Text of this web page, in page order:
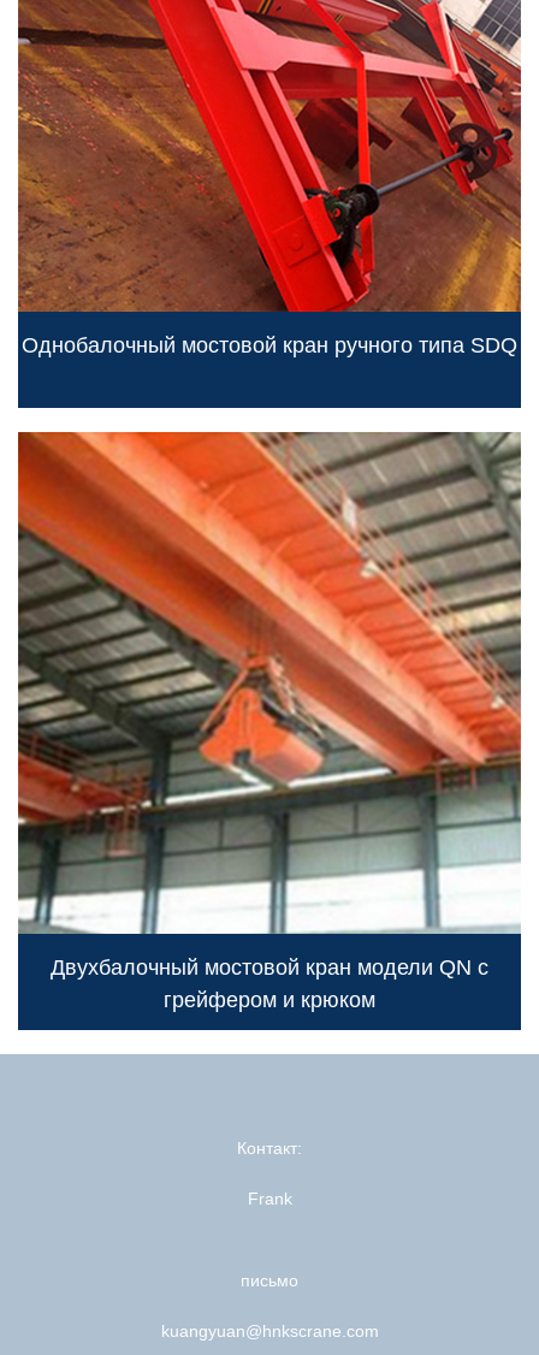
Однобалочный мостовой кран ручного типа SDQ
Двухбалочный мостовой кран модели QN с
грейфером и крюком
Контакт:
Frank
письмо
kuangyuan@hnkscrane.com